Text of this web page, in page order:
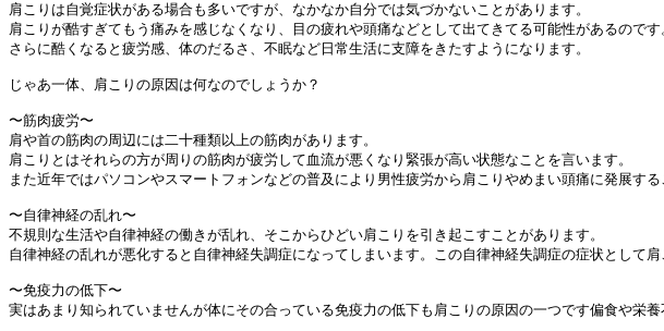
肩こりは自覚症状がある場合も多いですが、なかなか自分では気づかないことがあります。
肩こりが酷すぎてもう痛みを感じなくなり、目の疲れや頭痛などとして出てきてる可能性があるのです
さらに酷くなると疲労感、体のだるさ、不眠など日常生活に支障をきたすようになります。
じゃあ一体、肩こりの原因は何なのでしょうか？
〜筋肉疲労〜
肩や首の筋肉の周辺には二十種類以上の筋肉があります。
肩こりとはそれらの方が周りの筋肉が疲労して血流が悪くなり緊張が高い状態なことを言います。
また近年ではパソコンやスマートフォンなどの普及により男性疲労から肩こりやめまい頭痛に発展する
〜自律神経の乱れ〜
不規則な生活や自律神経の働きが乱れ、そこからひどい肩こりを引き起こすことがあります。
自律神経の乱れが悪化すると自律神経失調症になってしまいます。この自律神経失調症の症状として
〜免疫力の低下〜
実はあまり知られていませんが体にその合っている免疫力の低下も肩こりの原因の一つです偏食や